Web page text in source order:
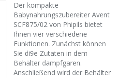
Der kompakte
Babynahrungszubereiter Avent
SCF875/02 von Phipils bietet
Ihnen vier verschiedene
Funktionen. Zunächst können
Sie di9e Zutaten in dem
Behälter dampfgaren.
Anschließend wird der Behälter